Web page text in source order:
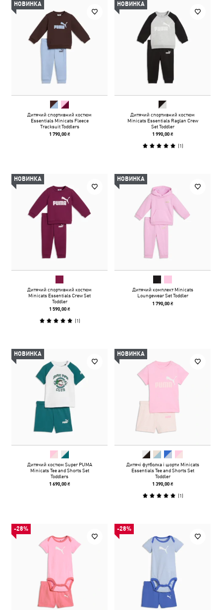
НОВИНКА
Дитячий спортивний костюм
Essentials Minicats Fleece
Tracksuit Toddlers
1 790,00 ₴
НОВИНКА
Дитячий спортивний костюм
Minicats Essentials Raglan Crew
Set Toddler
1 990,00 ₴
(1)
НОВИНКА
Дитячий спортивний костюм
Minicats Essentials Crew Set
Toddler
1 590,00 ₴
(1)
НОВИНКА
Дитячий комплект Minicats
Loungewear Set Toddler
1 790,00 ₴
НОВИНКА
Дитячий костюм Super PUMA
Minicats Tee and Shorts Set
Toddlers
1 690,00 ₴
НОВИНКА
Дитячі футболка і шорти Minicats
Essentials Tee and Shorts Set
Toddler
1 390,00 ₴
(1)
-28% -28%